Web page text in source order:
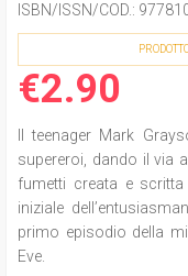
ISBN/ISSN/COD.:
€2.90
Il teenager Mark
supereroi, dando il via
fumetti creata e scritta
iniziale
primo episodio della
Eve.